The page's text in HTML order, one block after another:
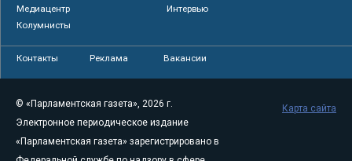
Медиацентр
Интервью
Колумнисты
Контакты Реклама Вакансии
© «Парламентская газета», 2026 г.
Электронное периодическое издание
«Парламентская газета» зарегистрировано в
Карта сайта